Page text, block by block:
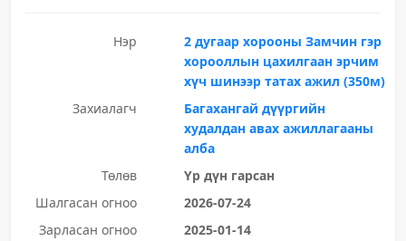
Нэр
2 дугаар хорооны Замчин гэр
хорооллын цахилгаан эрчим
хүч шинээр татах ажил (350м)
Захиалагч
Багахангай дүүргийн
худалдан авах ажиллагааны
алба
Төлөв
Үр дүн гарсан
Шалгасан огноо
2026-07-24
Зарласан огноо
2025-01-14